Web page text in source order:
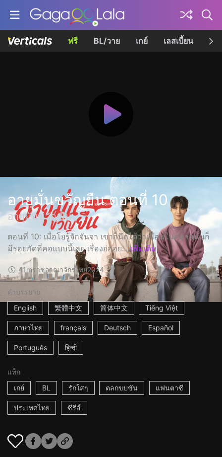
ฟรี BL/วาย เกย์ เลสเบี้ยน เค
อายุมั่นขวัญยืน ตอนที่ 10
อายุมั่นขวัญยืน
ตอนที่ 10: เมื่อโยรู้จักจันจา เขาก็นึกได้ว่าเพื่อนในคลาสนั้นก็
มีรอยกัดที่คอแบบนี้เลย เรื่องย่ออย... เพิ่มเติม
41mราชอาณาจักรไทย2024
คำบรรยาย
English
繁體中文 简体中文 Tiếng Việt
ภาษาไทย français Deutsch Español
Português हिन्दी
แท็ก
เกย์
BL รักใสๆ ตลกขบขัน แฟนตาซี
ประเทศไทย ซีรีส์